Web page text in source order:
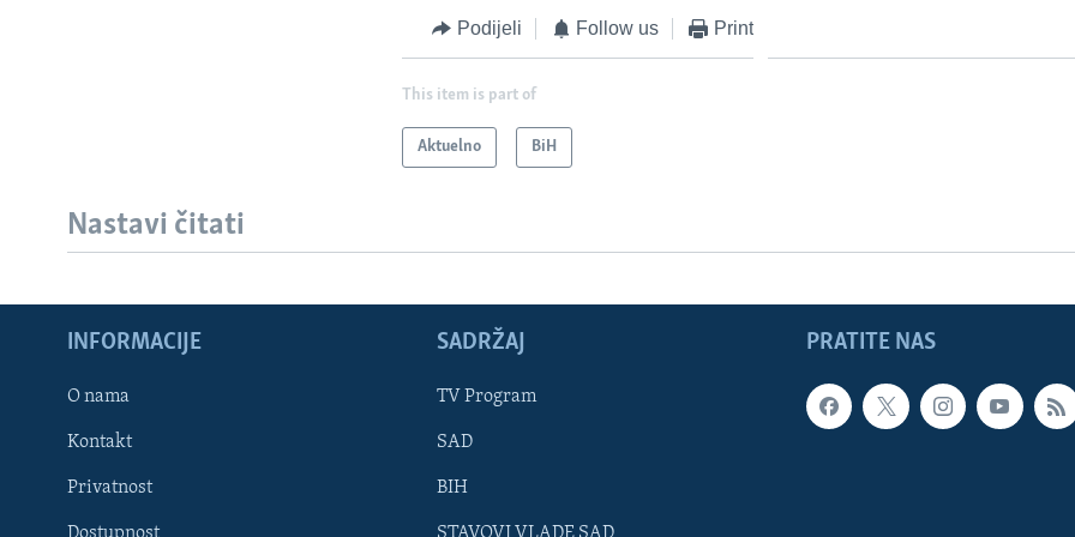
Learning English
Podijeli Follow us Print
This item is part of
Aktuelno BiH
Nastavi čitati
PRATITE NAS
INFORMACIJE
O nama
Kontakt
Privatnost
Dostupnost
SADRŽAJ
TV Program
SAD
BIH
STAVOVI VLADE SAD